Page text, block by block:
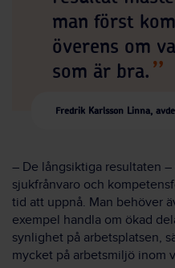
man först
överens om
som är bra.
Fredrik Karlsson Linna,
– De långsiktiga resultaten
sjukfrånvaro och
tid att uppnå. Man behöver
exempel handla om ökad
synlighet på arbetsplatsen,
mycket på arbetsmiljö inom